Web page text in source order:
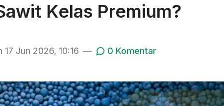
Kelas Premium?
17 Jun 2026, 10:16 — 0 Komentar